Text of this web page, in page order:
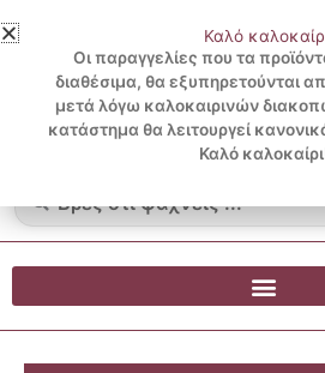
στο
περιεχόμενο
3 ΔΟΣΕΙΣ ΧΩΡΙΣ
...
Blog
Καλό
Οι παραγγελίες που τα
διαθέσιμα, θα εξυπηρετούνται
μετά λόγω καλοκαιρινών
κατάστημα θα λειτουργεί
Καλό